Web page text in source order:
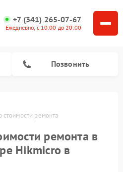
+7 (341) 265-07-67
Ежедневно, с 10:00 до 20:00
Позвонить
стоимости ремонта
ремонта в
Hikmicro в